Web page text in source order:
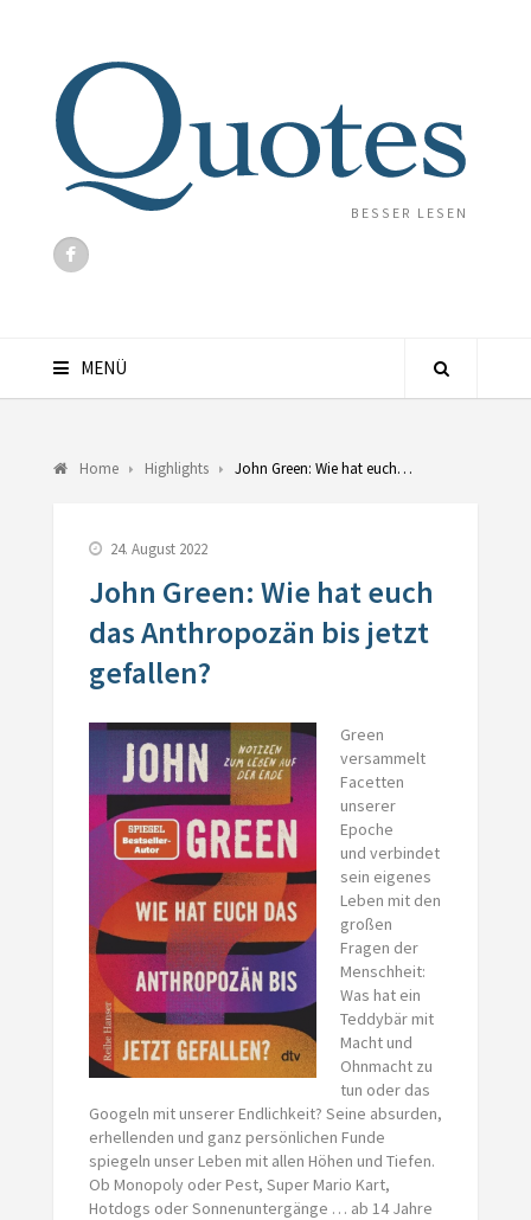
BESSER LESEN
MENÜ
Home Highlights John Green: Wie hat euch…
24. August 2022
John Green: Wie hat euch
das Anthropozän bis jetzt
gefallen?
Green
versammelt
Facetten
unserer
Epoche
und verbindet
sein eigenes
Leben mit den
großen
Fragen der
Menschheit:
Was hat ein
Teddybär mit
Macht und
Ohnmacht zu
tun oder das
Googeln mit unserer Endlichkeit? Seine absurden,
erhellenden und ganz persönlichen Funde
spiegeln unser Leben mit allen Höhen und Tiefen.
Ob Monopoly oder Pest, Super Mario Kart,
Hotdogs oder Sonnenuntergänge … ab 14 Jahre